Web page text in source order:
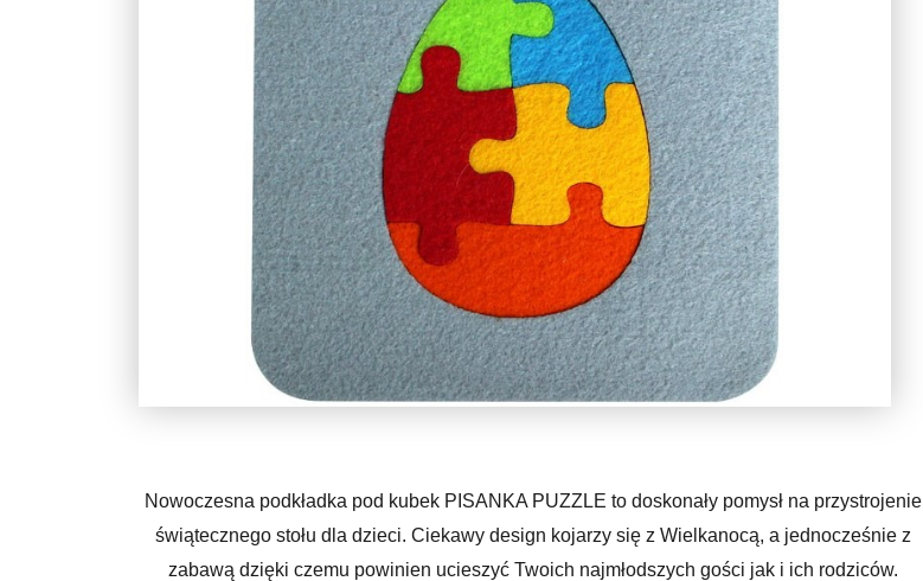
Nowoczesna podkładka pod kubek PISANKA PUZZLE to doskonały pomysł na przystrojenie
świątecznego stołu dla dzieci. Ciekawy design kojarzy się z Wielkanocą, a jednocześnie z
zabawą dzięki czemu powinien ucieszyć Twoich najmłodszych gości jak i ich rodziców.